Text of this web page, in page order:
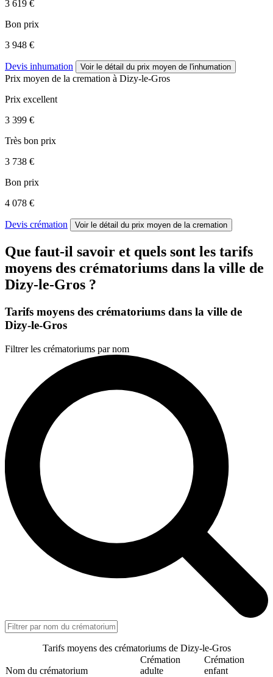
3 619 €
Bon prix
3 948 €
Devis inhumation Voir le détail du prix moyen de l'inhumation
Prix moyen de la cremation à Dizy-le-Gros
Prix excellent
3 399 €
Très bon prix
3 738 €
Bon prix
4 078 €
Devis crémation Voir le détail du prix moyen de la cremation
Que faut-il savoir et quels sont les tarifs
moyens des crématoriums dans la ville de
Dizy-le-Gros ?
Tarifs moyens des crématoriums dans la ville de
Dizy-le-Gros
Filtrer les crématoriums par nom
Tarifs moyens des crématoriums de Dizy-le-Gros
Nom du crématorium
Crémation
adulte
Crémation
enfant